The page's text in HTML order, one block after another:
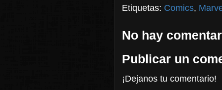
Etiquetas: Comics,
No hay
Publicar un
¡Dejanos tu comentario!